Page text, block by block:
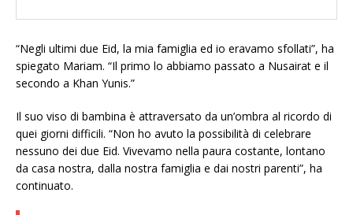
“Negli ultimi due Eid, la mia famiglia ed io eravamo sfollati”, ha
spiegato Mariam. “Il primo lo abbiamo passato a Nusairat e il
secondo a Khan Yunis.”
Il suo viso di bambina è attraversato da un’ombra al ricordo di
quei giorni difficili. “Non ho avuto la possibilità di celebrare
nessuno dei due Eid. Vivevamo nella paura costante, lontano
da casa nostra, dalla nostra famiglia e dai nostri parenti”, ha
continuato.